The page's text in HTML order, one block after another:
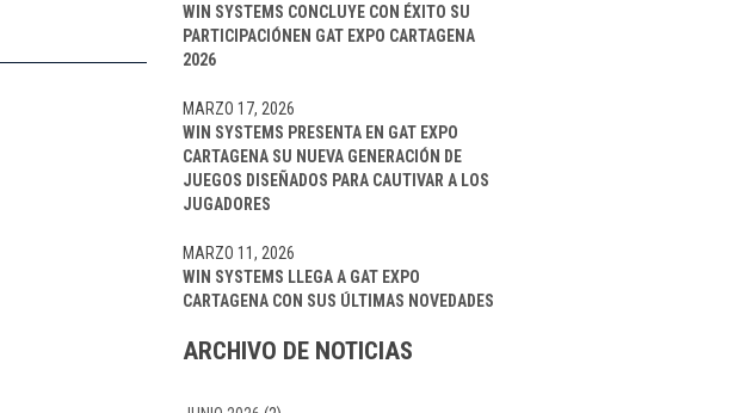
WIN SYSTEMS CONCLUYE CON ÉXITO SU
PARTICIPACIÓNEN GAT EXPO CARTAGENA
2026
WIN SYSTEMS PRESENTA EN GAT EXPO
CARTAGENA SU NUEVA GENERACIÓN DE
JUEGOS DISEÑADOS PARA CAUTIVAR A LOS
JUGADORES
MARZO 17, 2026
WIN SYSTEMS LLEGA A GAT EXPO
CARTAGENA CON SUS ÚLTIMAS NOVEDADES
MARZO 11, 2026
ARCHIVO DE NOTICIAS